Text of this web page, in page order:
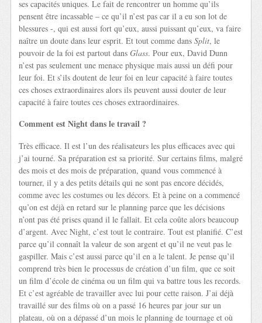
ses capacités uniques. Le fait de rencontrer un homme qu’ils
pensent être incassable – ce qu’il n’est pas car il a eu son lot de
blessures -, qui est aussi fort qu’eux, aussi puissant qu’eux, va faire
naître un doute dans leur esprit. Et tout comme dansSplit, le
pouvoir de la foi est partout dansGlass. Pour eux, David Dunn
n’est pas seulement une menace physique mais aussi un défi pour
leur foi. Et s’ils doutent de leur foi en leur capacité à faire toutes
ces choses extraordinaires alors ils peuvent aussi douter de leur
capacité à faire toutes ces choses extraordinaires.
Comment est Night dans le travail ?
Très efficace. Il est l’un des réalisateurs les plus efficaces avec qui
j’ai tourné. Sa préparation est sa priorité. Sur certains films, malgré
des mois et des mois de préparation, quand vous commencé à
tourner, il y a des petits détails qui ne sont pas encore décidés,
comme avec les costumes ou les décors. Et à peine on a commencé
qu’on est déjà en retard sur le planning parce que les décisions
n’ont pas été prises quand il le fallait. Et cela coûte alors beaucoup
d’argent. Avec Night, c’est tout le contraire. Tout est planifié. C’est
parce qu’il connaît la valeur de son argent et qu’il ne veut pas le
gaspiller. Mais c’est aussi parce qu’il en a le talent. Je pense qu’il
comprend très bien le processus de création d’un film, que ce soit
un film d’école de cinéma ou un film qui va battre tous les records.
Et c’est agréable de travailler avec lui pour cette raison. J’ai déjà
travaillé sur des films où on a passé 16 heures par jour sur un
plateau, où on a dépassé d’un mois le planning de tournage et où